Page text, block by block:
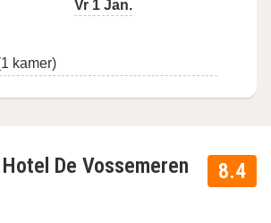
Vr 1 Jan.
kamer)
8.4
De Vossemeren